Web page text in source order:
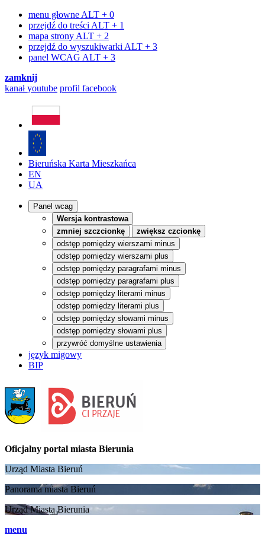
menu głowne ALT + 0
przejdź do treści ALT + 1
mapa strony ALT + 2
przejdź do wyszukiwarki ALT + 3
panel WCAG ALT + 3
zamknij
kanałyoutube profil facebook
Bieruńska Karta Mieszkańca
EN
UA
Panel wcag
Wersja kontrastowa
zmniej szczcionkę
zwiększ czcionkę
odstęp pomiędzy wierszami minus
odstęp pomiędzy wierszami plus
odstęp pomiędzy paragrafami minus
odstęp pomiędzy paragrafami plus
odstęp pomiędzy literami minus
odstęp pomiędzy literami plus
odstęp pomiędzy słowami minus
odstęp pomiędzy słowami plus
przywróć domyślne ustawienia
język migowy
BIP
Oficjalny portal miasta Bierunia
Urząd Miasta Bieruń
Panorama miasta Bieruń
Urząd Miasta Bierunia
menu